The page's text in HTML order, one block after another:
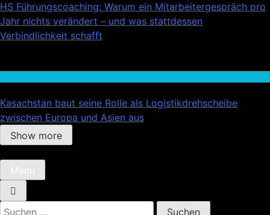
HS Führungscoaching: Warum ein Mitarbeitergespräch pro
Jahr nichts verändert – und was stattdessen
Verbindlichkeit schafft
Kasachstan baut seine Rolle als Logistikdrehscheibe
zwischen Europa und Asien aus
Show more
Menu
Suchen